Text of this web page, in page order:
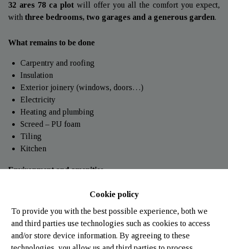
Cookie policy
To provide you with the best possible experience, both we
and third parties use technologies such as cookies to access
and/or store device information. By agreeing to these
32 ares 78 ca plot will offer you all the comfort you expect,
with three bedrooms, two garages and a generous garden.
What remains to be done
Carpentry and roofing
Insulation
Exterior joinery (windows, doors…)
Electricity
Heating and plumbing
Screed – PU foam
Tiling
Kitchen
Environment and amenities
generous plot of land, ideal for enjoying peace and quiet while
remaining close to essential services.
Just 10 minutes from’, a shopping centeropen 7 days a
week(convenient for last-minute purchases).